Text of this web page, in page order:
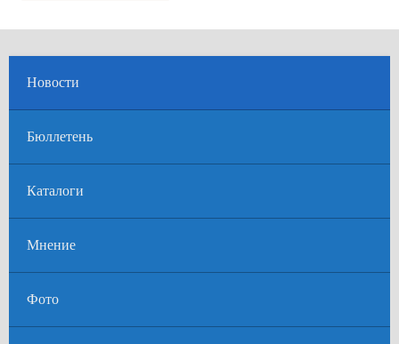
Новости
Бюллетень
Каталоги
Мнение
Фото